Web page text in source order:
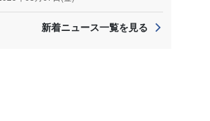
新着ニュース一覧を見る